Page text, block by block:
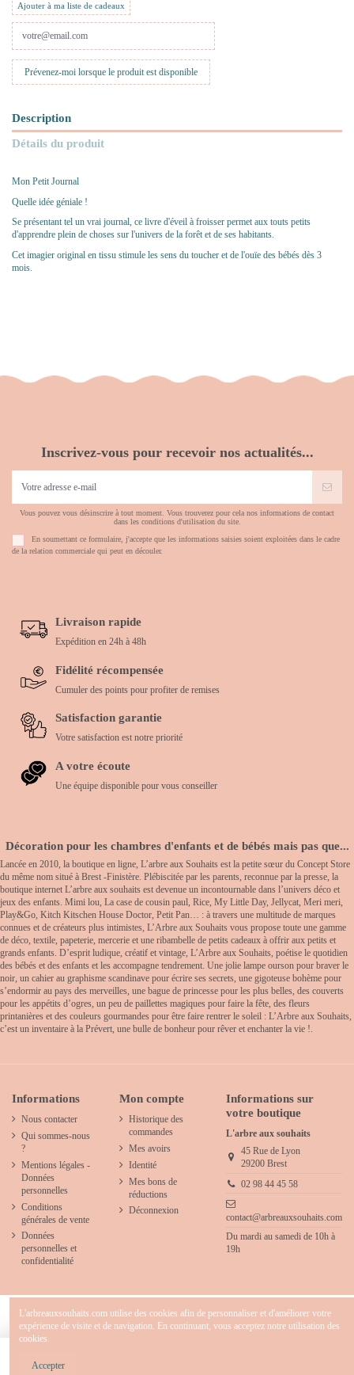
Ajouter à ma liste de cadeaux
Description
Détails du produit
Mon Petit Journal
Quelle idée géniale !
Se présentant tel un vrai journal, ce livre d'éveil à froisser permet aux touts petits
d'apprendre plein de choses sur l'univers de la forêt et de ses habitants.
Cet imagier original en tissu stimule les sens du toucher et de l'ouïe des bébés dès 3
mois.
Inscrivez-vous pour recevoir nos actualités...
Vous pouvez vous désinscrire à tout moment. Vous trouverez pour cela nos informations de contact
dans les conditions d'utilisation du site.
En soumettant ce formulaire, j'accepte que les informations saisies soient exploitées dans le cadre
de la relation commerciale qui peut en découler.
Livraison rapide
Expédition en 24h à 48h
Fidélité récompensée
Cumuler des points pour profiter de remises
Satisfaction garantie
Votre satisfaction est notre priorité
A votre écoute
Une équipe disponible pour vous conseiller
Décoration pour les chambres d'enfants et de bébés mais pas que...
Lancée en 2010, la boutique en ligne, L’arbre aux Souhaits est la petite sœur du Concept Store
du même nom situé à Brest -Finistère. Plébiscitée par les parents, reconnue par la presse, la
boutique internet L’arbre aux souhaits est devenue un incontournable dans l’univers déco et
jeux des enfants. Mimi lou, La case de cousin paul, Rice, My Little Day, Jellycat, Meri meri,
Play&Go, Kitch Kitschen House Doctor, Petit Pan… : à travers une multitude de marques
connues et de créateurs plus intimistes, L’Arbre aux Souhaits vous propose toute une gamme
de déco, textile, papeterie, mercerie et une ribambelle de petits cadeaux à offrir aux petits et
grands enfants. D’esprit ludique, créatif et vintage, L’Arbre aux Souhaits, poétise le quotidien
des bébés et des enfants et les accompagne tendrement. Une jolie lampe ourson pour braver le
noir, un cahier au graphisme scandinave pour écrire ses secrets, une gigoteuse bohème pour
s’endormir au pays des merveilles, une bague de princesse pour les plus belles, des couverts
pour les appétits d’ogres, un peu de paillettes magiques pour faire la fête, des fleurs
printanières et des couleurs gourmandes pour être faire rentrer le soleil : L’Arbre aux Souhaits,
c’est un inventaire à la Prévert, une bulle de bonheur pour rêver et enchanter la vie !.
Informations
Nous contacter
Qui sommes-nous
?
Mentions légales -
Données
personnelles
Conditions
générales de vente
Données
personnelles et
confidentialité
Mon compte
Historique des
commandes
Mes avoirs
Identité
Mes bons de
réductions
Déconnexion
Informations sur
votre boutique
L'arbre aux souhaits
45 Rue de Lyon
29200 Brest
02 98 44 45 58
contact@arbreauxsouhaits.com
Du mardi au samedi de 10h à
19h
L'arbreauxsouhaits.com utilise des cookies afin de personnaliser et d'améliorer votre
expérience de visite et de navigation. En continuant, vous acceptez notre utilisation des
cookies.
Accepter